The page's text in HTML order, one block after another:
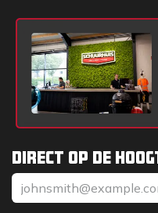
toepassingen waarbij
belang zijn, tot
efficiëntie en gemak
aan al uw
Aspen D is niet alleen
maar ook voor het
schadelijke stoffen en
Direct op de